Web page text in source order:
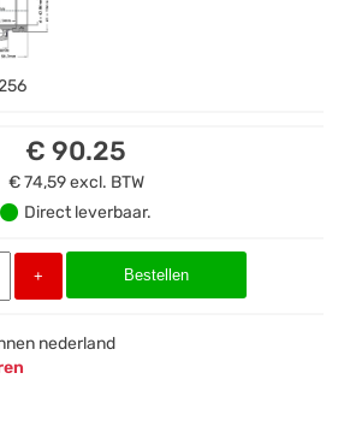
€ 90.25
€ 74,59excl. BTW
Direct leverbaar.
+ Bestellen
nederland